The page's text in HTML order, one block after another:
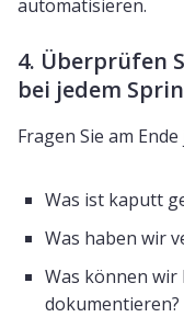
automatisieren.
4. Überprüfen
bei jedem
Fragen Sie am
Was ist kaputt
Was haben wir
Was können
dokumentieren?